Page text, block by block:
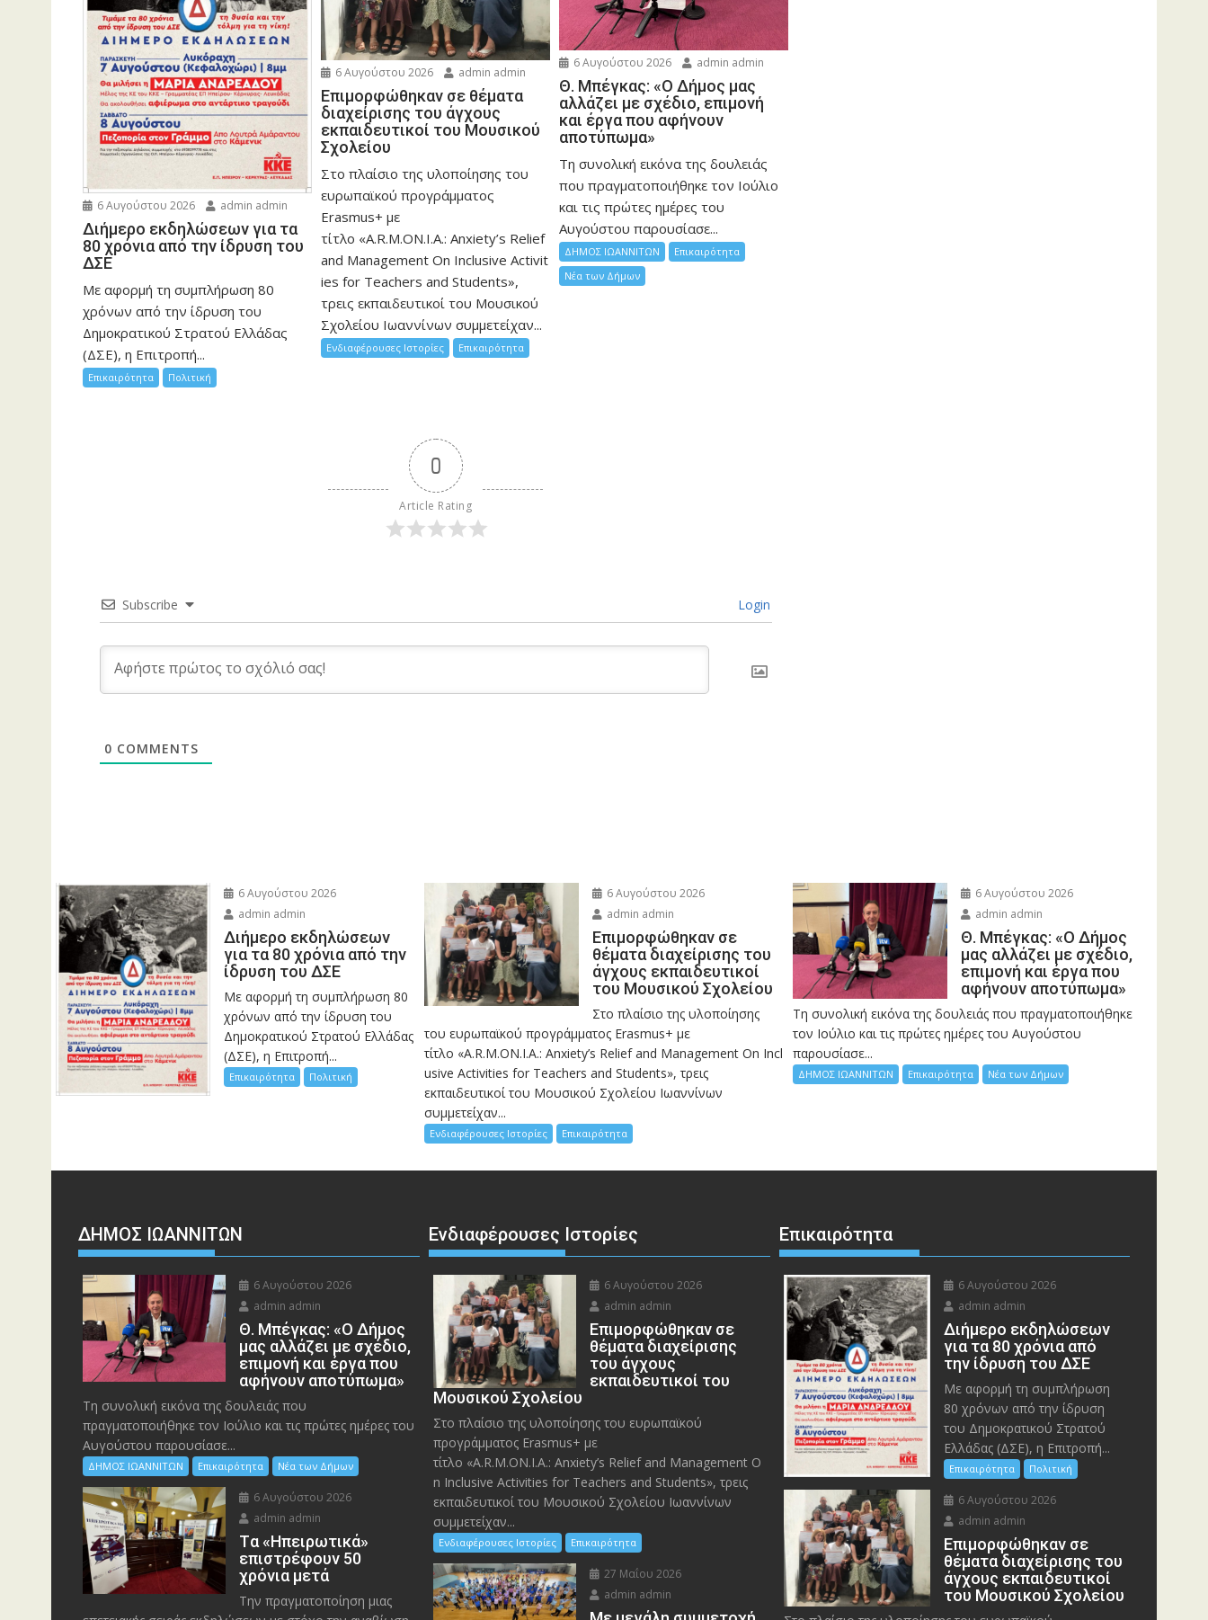
6 Αυγούστου 2026 admin admin
Διήμερο εκδηλώσεων για τα
80 χρόνια από την ίδρυση του
ΔΣΕ
Με αφορμή τη συμπλήρωση 80
χρόνων από την ίδρυση του
Δημοκρατικού Στρατού Ελλάδας
(ΔΣΕ), η Επιτροπή...
Επικαιρότητα Πολιτική
6 Αυγούστου 2026 admin admin
Eπιμορφώθηκαν σε θέματα
διαχείρισης του άγχους
εκπαιδευτικοί του Μουσικού
Σχολείου
Στο πλαίσιο της υλοποίησης του
ευρωπαϊκού προγράμματος
Erasmus+ με
τίτλο «A.R.M.ON.I.A.: Anxiety’s Relief
and Management On Inclusive Activit
ies for Teachers and Students»,
τρεις εκπαιδευτικοί του Μουσικού
Σχολείου Ιωαννίνων συμμετείχαν...
Ενδιαφέρουσες Ιστορίες Επικαιρότητα
6 Αυγούστου 2026 admin admin
Θ. Μπέγκας: «Ο Δήμος μας
αλλάζει με σχέδιο, επιμονή
και έργα που αφήνουν
αποτύπωμα»
Τη συνολική εικόνα της δουλειάς
που πραγματοποιήθηκε τον Ιούλιο
και τις πρώτες ημέρες του
Αυγούστου παρουσίασε...
ΔΗΜΟΣ ΙΩΑΝΝΙΤΩΝ
Επικαιρότητα
Νέα των Δήμων
0
Article Rating
Subscribe Login
0 COMMENTS
6 Αυγούστου 2026
admin admin
Διήμερο εκδηλώσεων
για τα 80 χρόνια από την
ίδρυση του ΔΣΕ
Με αφορμή τη συμπλήρωση 80
χρόνων από την ίδρυση του
Δημοκρατικού Στρατού Ελλάδας
(ΔΣΕ), η Επιτροπή...
Επικαιρότητα Πολιτική
6 Αυγούστου 2026
admin admin
Eπιμορφώθηκαν σε
θέματα διαχείρισης του
άγχους εκπαιδευτικοί
του Μουσικού Σχολείου
Στο πλαίσιο της υλοποίησης
του ευρωπαϊκού προγράμματος Erasmus+ με
τίτλο «A.R.M.ON.I.A.: Anxiety’s Relief and Management On Incl
usive Activities for Teachers and Students», τρεις
εκπαιδευτικοί του Μουσικού Σχολείου Ιωαννίνων
συμμετείχαν...
Ενδιαφέρουσες Ιστορίες Επικαιρότητα
6 Αυγούστου 2026
admin admin
Θ. Μπέγκας: «Ο Δήμος
μας αλλάζει με σχέδιο,
επιμονή και έργα που
αφήνουν αποτύπωμα»
Τη συνολική εικόνα της δουλειάς που πραγματοποιήθηκε
τον Ιούλιο και τις πρώτες ημέρες του Αυγούστου
παρουσίασε...
ΔΗΜΟΣ ΙΩΑΝΝΙΤΩΝ Επικαιρότητα Νέα των Δήμων
ΔΗΜΟΣ ΙΩΑΝΝΙΤΩΝ
6 Αυγούστου 2026
admin admin
Θ. Μπέγκας: «Ο Δήμος
μας αλλάζει με σχέδιο,
επιμονή και έργα που
αφήνουν αποτύπωμα»
Τη συνολική εικόνα της δουλειάς που
πραγματοποιήθηκε τον Ιούλιο και τις πρώτες ημέρες του
Αυγούστου παρουσίασε...
ΔΗΜΟΣ ΙΩΑΝΝΙΤΩΝ Επικαιρότητα Νέα των Δήμων
6 Αυγούστου 2026
admin admin
Tα «Ηπειρωτικά»
επιστρέφουν 50
χρόνια μετά
Την πραγματοποίηση μιας
Ενδιαφέρουσες Ιστορίες
6 Αυγούστου 2026
admin admin
Eπιμορφώθηκαν σε
θέματα διαχείρισης
του άγχους
εκπαιδευτικοί του
Μουσικού Σχολείου
Στο πλαίσιο της υλοποίησης του ευρωπαϊκού
προγράμματος Erasmus+ με
τίτλο «A.R.M.ON.I.A.: Anxiety’s Relief and Management O
n Inclusive Activities for Teachers and Students», τρεις
εκπαιδευτικοί του Μουσικού Σχολείου Ιωαννίνων
συμμετείχαν...
Ενδιαφέρουσες Ιστορίες Επικαιρότητα
27 Μαΐου 2026
admin admin
Επικαιρότητα
6 Αυγούστου 2026
admin admin
Διήμερο εκδηλώσεων
για τα 80 χρόνια από
την ίδρυση του ΔΣΕ
Με αφορμή τη συμπλήρωση
80 χρόνων από την ίδρυση
του Δημοκρατικού Στρατού
Ελλάδας (ΔΣΕ), η Επιτροπή...
Επικαιρότητα Πολιτική
6 Αυγούστου 2026
admin admin
Eπιμορφώθηκαν σε
θέματα διαχείρισης του
άγχους εκπαιδευτικοί
του Μουσικού Σχολείου